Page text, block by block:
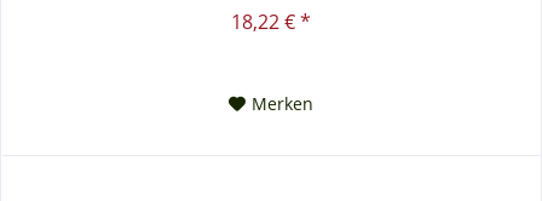
18,22 € *
Merken